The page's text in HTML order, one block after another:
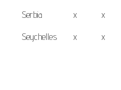
Serbia
x x
Seychelles
x x